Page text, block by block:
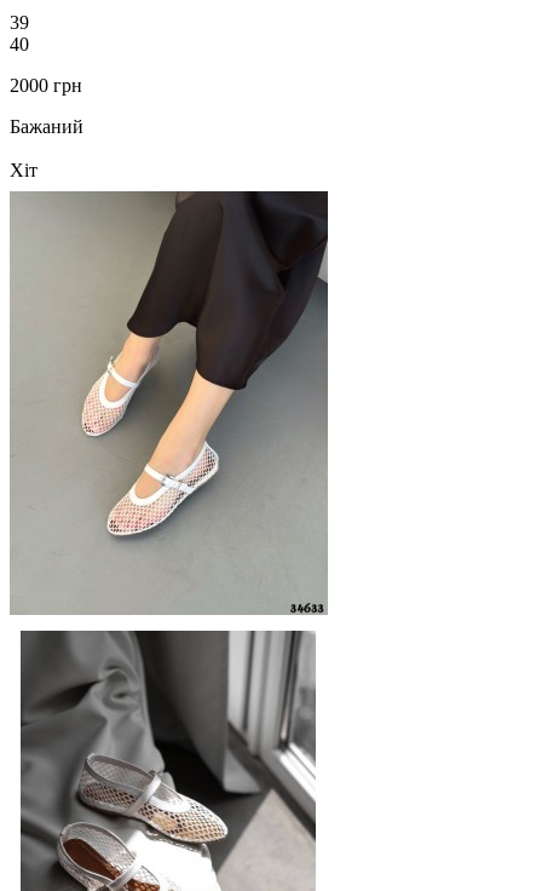
39
40
2000 грн
Бажаний
Хіт